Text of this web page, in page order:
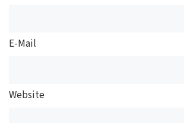
E-Mail
Website